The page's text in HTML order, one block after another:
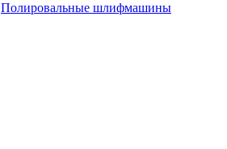
Полировальные шлифмашины